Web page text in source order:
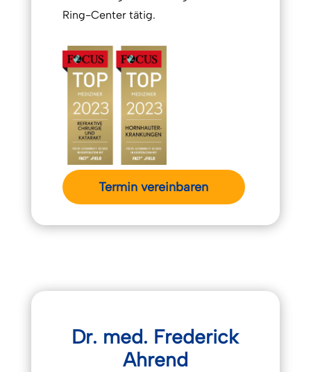
Ring-Center tätig.
Termin vereinbaren
Dr. med. Frederick
Ahrend